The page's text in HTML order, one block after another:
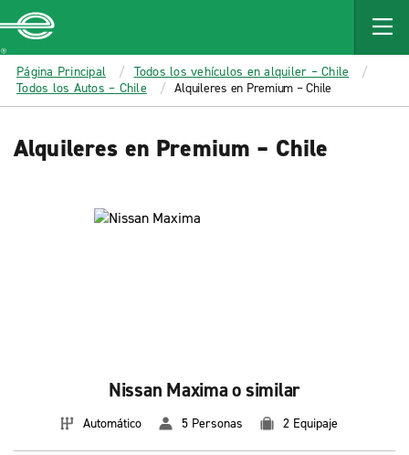
MAIN
CONTENT
Enterprise
Página Principal
Todos los vehículos en alquiler – Chile
Todos los Autos – Chile
Alquileres en Premium – Chile
Alquileres en Premium – Chile
Nissan Maxima o similar
Automático 5 Personas 2 Equipaje